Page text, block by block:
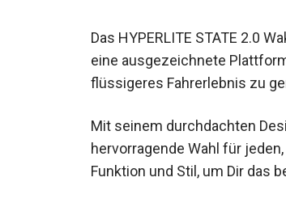
Das HYPERLITE STATE 2.0
bietet eine ausgezeichnete
ein flüssigeres Fahrerlebnis zu
Mit seinem durchdachten
hervorragende Wahl für
Funktion und Stil, um Dir das